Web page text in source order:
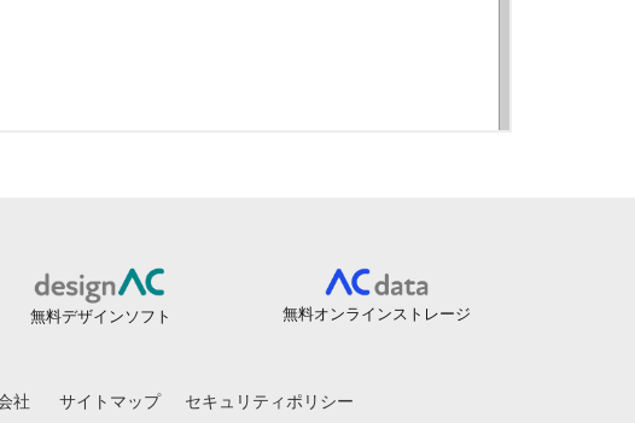
無料デザインソフト 無料オンラインストレージ
社 サイトマップ セキュリティポリシー